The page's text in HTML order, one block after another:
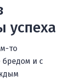
успеха
то
бредом и с